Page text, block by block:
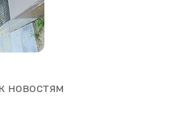
новостям